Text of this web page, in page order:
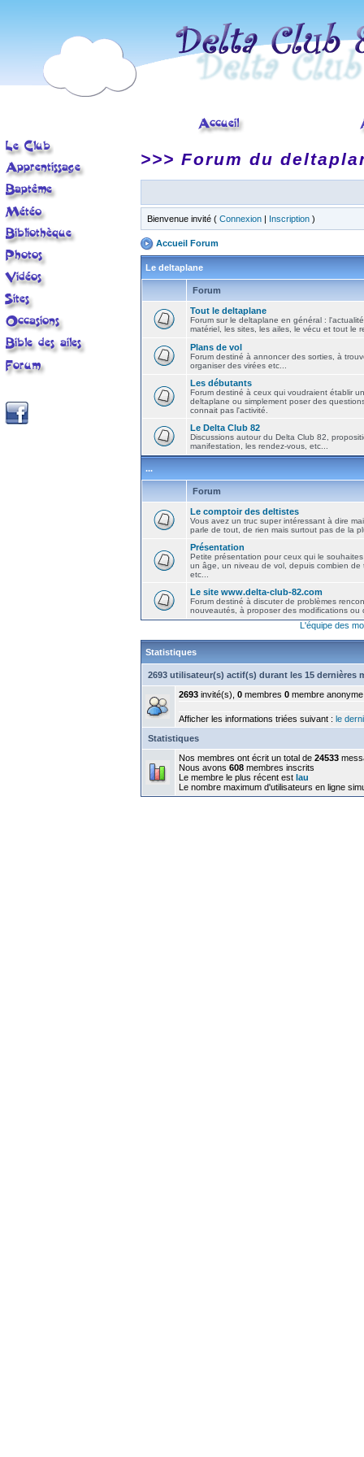
>>> Forum du
Bienvenue invité ( Connexion | Inscription )
Accueil Forum
Le deltaplane
Forum
Tout le deltaplane
Forum sur le deltaplane en général :
matériel, les sites, les ailes, le vécu et tout le
Plans de vol
Forum destiné à annoncer des sorties, à
organiser des virées etc...
Les débutants
Forum destiné à ceux qui voudraient établir
deltaplane ou simplement poser des
connait pas l'activité.
Le Delta Club 82
Discussions autour du Delta Club 82,
manifestation, les rendez-vous, etc...
...
Forum
Le comptoir des deltistes
Vous avez un truc super intéressant à dire
parle de tout, de rien mais surtout pas de la
Présentation
Petite présentation pour ceux qui le
un âge, un niveau de vol, depuis combien de
etc...
Le site www.delta-club-82.com
Forum destiné à discuter de problèmes
nouveautés, à proposer des modifications ou
L'équipe des
Statistiques
2693 utilisateur(s) actif(s) durant les 15 dernières
2693 invité(s), 0 membres 0 membre anonyme
Afficher les informations triées suivant : le
Statistiques
Nos membres ont écrit un total de 24533
Nous avons 608 membres inscrits
Le membre le plus récent est lau
Le nombre maximum d'utilisateurs en ligne